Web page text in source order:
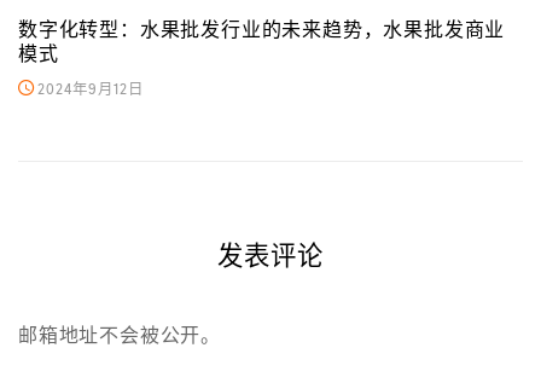
数字化转型：水果批发行业的未来趋势，水果批发商业
模式
2024年9月12日
发表评论
邮箱地址不会被公开。